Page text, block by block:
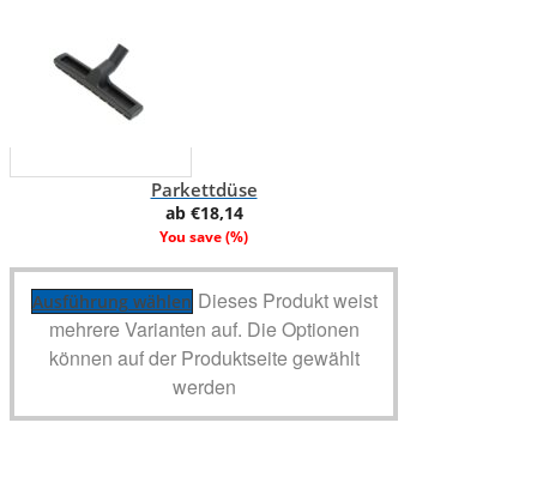
Parkettdüse
ab €18,14
You save (%)
Ausführung wählen Dieses Produkt weist
mehrere Varianten auf. Die Optionen
können auf der Produktseite gewählt
werden